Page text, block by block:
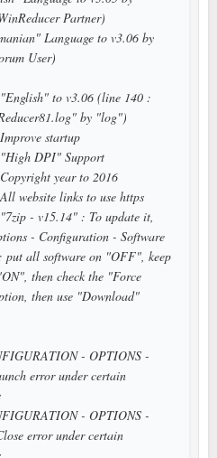
Partner)
Language to v3.06 by
User)
to v3.06 (line 140 :
by "log")
startup
DPI" Support
year to 2016
website links to use https
- v15.14" : To update it,
- Configuration - Software
all software on "OFF", keep
then check the "Force
then use "Download"
- OPTIONS -
error under certain
- OPTIONS -
error under certain